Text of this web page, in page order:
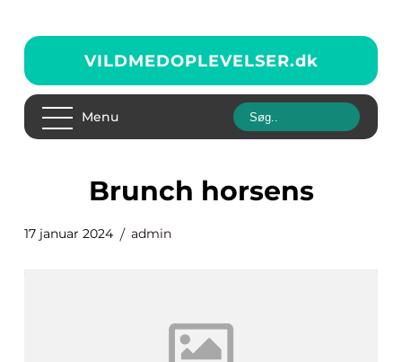
VILDMEDOPLEVELSER.dk
Menu
brunch horsens
17 januar 2024 admin